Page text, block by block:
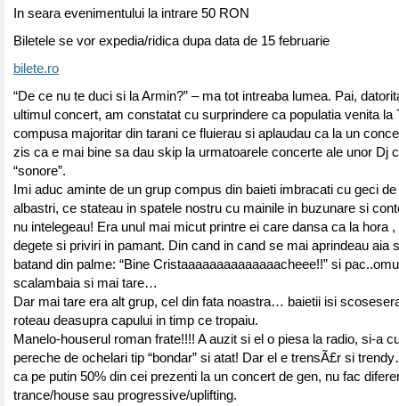
In seara evenimentului la intrare 50 RON
Biletele se vor expedia/ridica dupa data de 15 februarie
bilete.ro
“De ce nu te duci si la Armin?” – ma tot intreaba lumea. Pai,
ultimul concert, am constatat cu surprindere ca populatia venita la
compusa majoritar din tarani ce fluierau si aplaudau ca la un
zis ca e mai bine sa dau skip la urmatoarele concerte ale unor Dj
“sonore”.
Imi aduc aminte de un grup compus din baieti imbracati cu geci
albastri, ce stateau in spatele nostru cu mainile in buzunare si
nu intelegeau! Era unul mai micut printre ei care dansa ca la hora
degete si priviri in pamant. Din cand in cand se mai aprindeau aia
batand din palme: “Bine Cristaaaaaaaaaaaaaacheee!!” si
scalambaia si mai tare…
Dar mai tare era alt grup, cel din fata noastra… baietii isi
roteau deasupra capului in timp ce tropaiu.
Manelo-houserul roman frate!!!! A auzit si el o piesa la radio, si-a
pereche de ochelari tip “bondar” si atat! Dar el e trensÃ£r si
ca pe putin 50% din cei prezenti la un concert de gen, nu fac
trance/house sau progressive/uplifting.